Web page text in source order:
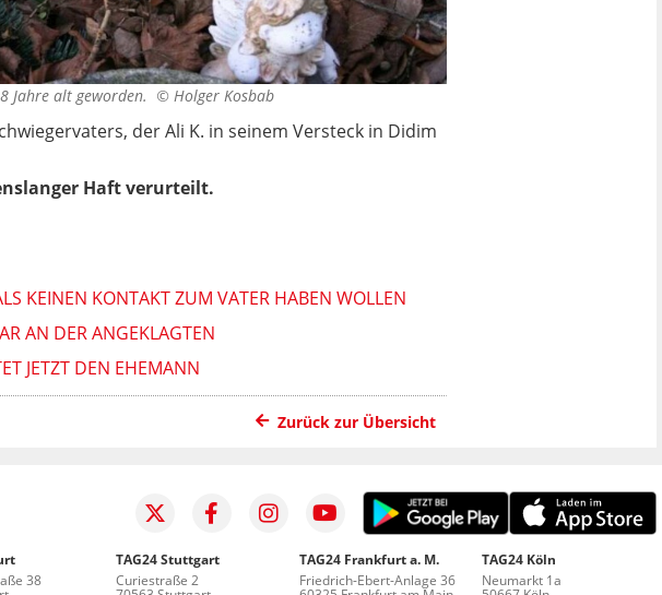
Jahre alt geworden. © Holger Kosbab
der Ali K. in seinem Versteck in Didim
Haft verurteilt.
KEINEN KONTAKT ZUM VATER HABEN WOLLEN
AN DER ANGEKLAGTEN
JETZT DEN EHEMANN
Zurück zur Übersicht
38
TAG24 Stuttgart
Curiestraße 2
TAG24 Frankfurt a. M.
Friedrich-Ebert-Anlage 36
TAG24 Köln
Neumarkt 1a